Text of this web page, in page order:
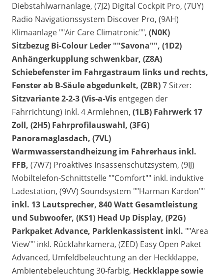
Diebstahlwarnanlage, (7J2) Digital Cockpit Pro, (7UY)
Radio Navigationssystem Discover Pro, (9AH)
Klimaanlage ""Air Care Climatronic"", (N0K)
Sitzbezug Bi-Colour Leder ""Savona"", (1D2)
Anhängerkupplung schwenkbar, (Z8A)
Schiebefenster im Fahrgastraum links und rechts,
Fenster ab B-Säule abgedunkelt, (ZBR)7 Sitzer:
Sitzvariante 2-2-3 (Vis-a-Vis entgegen der
Fahrrichtung) inkl. 4 Armlehnen, (1LB) Fahrwerk 17
Zoll, (2H5) Fahrprofilauswahl, (3FG)
Panoramaglasdach, (7VL)
Warmwasserstandheizung im Fahrerhaus inkl.
FFB, (7W7) Proaktives Insassenschutzsystem, (9IJ)
Mobiltelefon-Schnittstelle ""Comfort"" inkl. induktive
Ladestation, (9VV) Soundsystem ""Harman Kardon""
inkl. 13 Lautsprecher, 840 Watt Gesamtleistung
und Subwoofer, (KS1) Head Up Display, (P2G)
Parkpaket Advance, Parklenkassistent inkl. ""Area
View"" inkl. Rückfahrkamera, (ZED) Easy Open Paket
Advanced, Umfeldbeleuchtung an der Heckklappe,
Ambientebeleuchtung 30-farbig, Heckklappe sowie